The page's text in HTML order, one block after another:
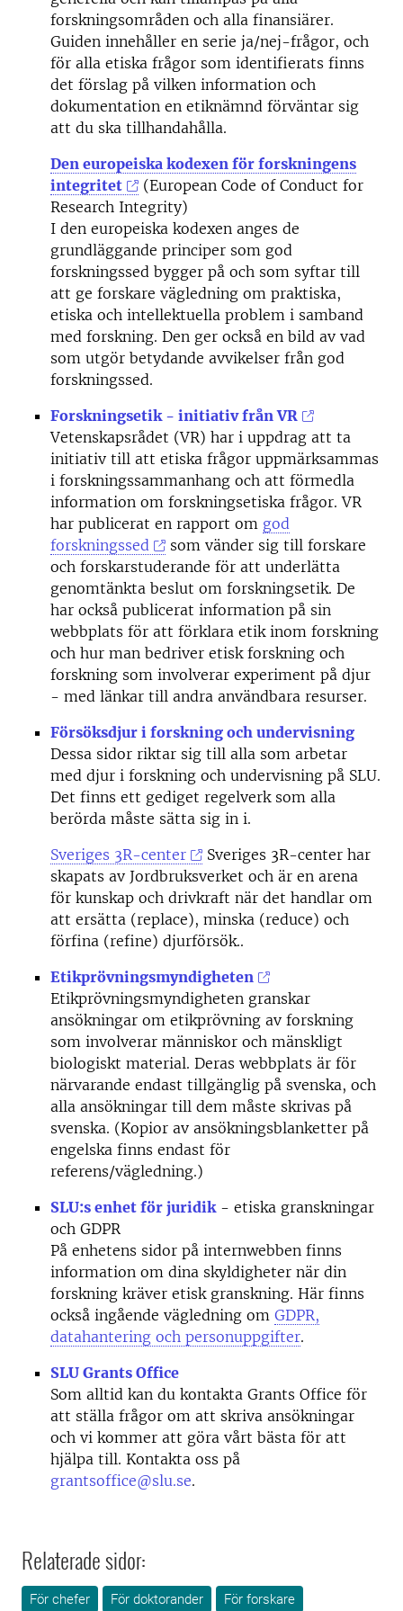
forskningsområden och alla finansiärer.
Guiden innehåller en serie ja/nej-frågor, och
för alla etiska frågor som identifierats finns
det förslag på vilken information och
dokumentation en etiknämnd förväntar sig
att du ska tillhandahålla.
Den europeiska kodexen för forskningens
integritet
(European Code of Conduct for
Research Integrity)
I den europeiska kodexen anges de
grundläggande principer som god
forskningssed bygger på och som syftar till
att ge forskare vägledning om praktiska,
etiska och intellektuella problem i samband
med forskning. Den ger också en bild av vad
som utgör betydande avvikelser från god
forskningssed.
Forskningsetik - initiativ från VR
Vetenskapsrådet (VR) har i uppdrag att ta
initiativ till att etiska frågor uppmärksammas
i forskningssammanhang och att förmedla
information om forskningsetiska frågor. VR
har publicerat en rapport om god
forskningssed
som vänder sig till forskare
och forskarstuderande för att underlätta
genomtänkta beslut om forskningsetik. De
har också publicerat information på sin
webbplats för att förklara etik inom forskning
och hur man bedriver etisk forskning och
forskning som involverar experiment på djur
- med länkar till andra användbara resurser.
Försöksdjur i forskning och undervisning
Dessa sidor riktar sig till alla som arbetar
med djur i forskning och undervisning på SLU.
Det finns ett gediget regelverk som alla
berörda måste sätta sig in i.
Sveriges 3R-center
Sveriges 3R-center har
skapats av Jordbruksverket och är en arena
för kunskap och drivkraft när det handlar om
att ersätta (replace), minska (reduce) och
förfina (refine) djurförsök..
Etikprövningsmyndigheten
Etikprövningsmyndigheten granskar
ansökningar om etikprövning av forskning
som involverar människor och mänskligt
biologiskt material. Deras webbplats är för
närvarande endast tillgänglig på svenska, och
alla ansökningar till dem måste skrivas på
svenska. (Kopior av ansökningsblanketter på
engelska finns endast för
referens/vägledning.)
SLU:s enhet för juridik- etiska granskningar
och GDPR
På enhetens sidor på internwebben finns
information om dina skyldigheter när din
forskning kräver etisk granskning. Här finns
också ingående vägledning om GDPR,
datahantering och personuppgifter.
SLU Grants Office
Som alltid kan du kontakta Grants Office för
att ställa frågor om att skriva ansökningar
och vi kommer att göra vårt bästa för att
hjälpa till. Kontakta oss på
grantsoffice@slu.se.
Relaterade sidor:
För chefer För doktorander
För forskare